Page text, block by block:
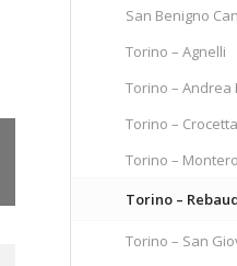
San Benigno
Torino – Agnelli
Torino – Andrea
Torino – Crocetta
Torino –
Torino –
Torino – San